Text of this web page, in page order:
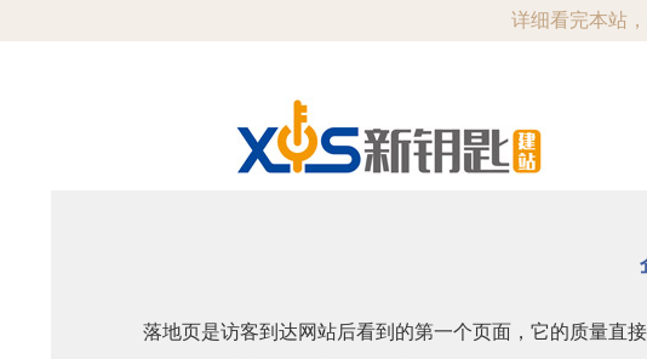
详细看完本站
落地页是访客到达网站后看到的第一个页面，它的质量直